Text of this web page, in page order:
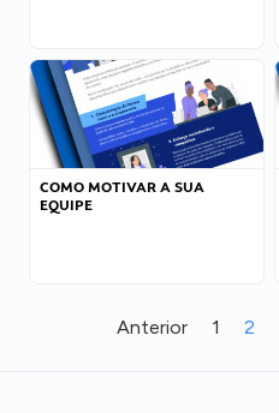
COMO MOTIVAR A SUA
EQUIPE
Anterior 1 2